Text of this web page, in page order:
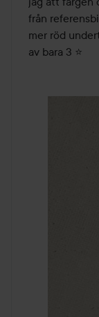
från
mer röd
av bara 3 ⭐️